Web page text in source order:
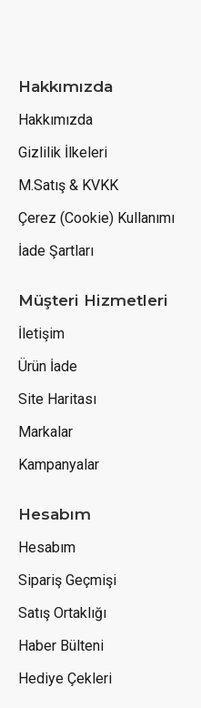
Hakkımızda
Hakkımızda
Gizlilik İlkeleri
M.Satış & KVKK
Çerez (Cookie) Kullanımı
İade Şartları
Müşteri Hizmetleri
İletişim
Ürün İade
Site Haritası
Markalar
Kampanyalar
Hesabım
Hesabım
Sipariş Geçmişi
Satış Ortaklığı
Haber Bülteni
Hediye Çekleri